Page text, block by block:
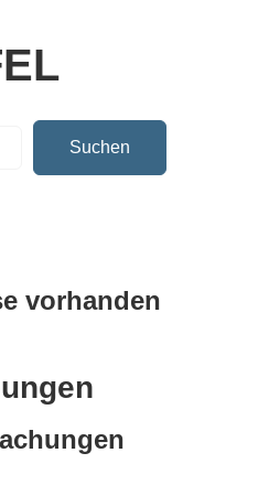
Suchen
vorhanden